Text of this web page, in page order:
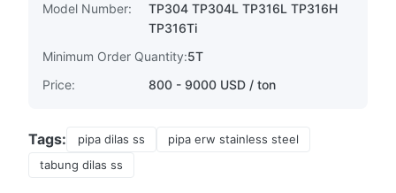
Model Number:
TP304 TP304L TP316L TP316H
TP316Ti
Minimum Order Quantity:5T
Price:
800 - 9000 USD / ton
Tags: pipa dilas ss
pipa erw stainless steel
tabung dilas ss